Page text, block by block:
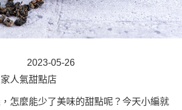
2023-05-26
人氣甜點店
怎麼能少了美味的甜點呢？今天小編就